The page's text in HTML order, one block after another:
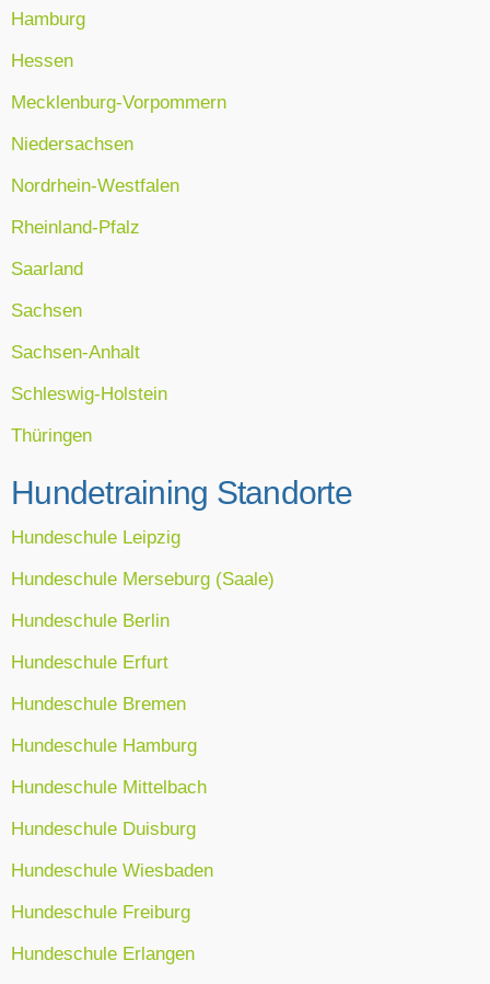
Hamburg
Hessen
Mecklenburg-Vorpommern
Niedersachsen
Nordrhein-Westfalen
Rheinland-Pfalz
Saarland
Sachsen
Sachsen-Anhalt
Schleswig-Holstein
Thüringen
Hundetraining Standorte
Hundeschule Leipzig
Hundeschule Merseburg (Saale)
Hundeschule Berlin
Hundeschule Erfurt
Hundeschule Bremen
Hundeschule Hamburg
Hundeschule Mittelbach
Hundeschule Duisburg
Hundeschule Wiesbaden
Hundeschule Freiburg
Hundeschule Erlangen